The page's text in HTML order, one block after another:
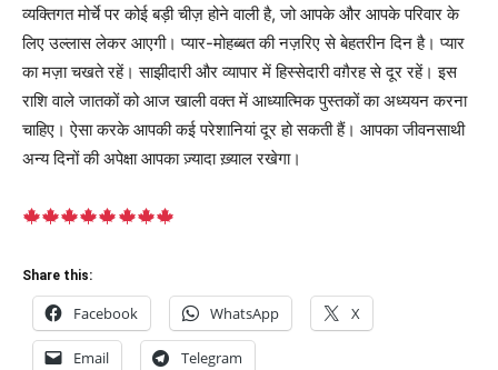
व्यक्तिगत मोर्चे पर कोई बड़ी चीज़ होने वाली है, जो आपके और आपके परिवार के
लिए उल्लास लेकर आएगी। प्यार-मोहब्बत की नज़रिए से बेहतरीन दिन है। प्यार
का मज़ा चखते रहें। साझीदारी और व्यापार में हिस्सेदारी वग़ैरह से दूर रहें। इस
राशि वाले जातकों को आज खाली वक्त में आध्यात्मिक पुस्तकों का अध्ययन करना
चाहिए। ऐसा करके आपकी कई परेशानियां दूर हो सकती हैं। आपका जीवनसाथी
अन्य दिनों की अपेक्षा आपका ज़्यादा ख़्याल रखेगा।
Share this:
Facebook WhatsApp X
Email Telegram